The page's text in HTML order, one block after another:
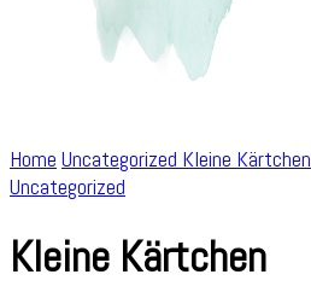
Home Uncategorized Kleine Kärtchen
Uncategorized
Kleine Kärtchen